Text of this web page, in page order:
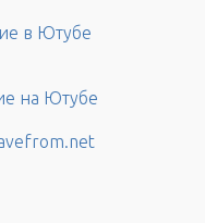
в Ютубе
на Ютубе